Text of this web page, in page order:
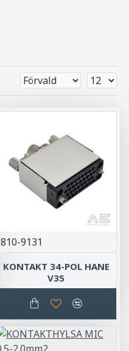
810-9131
KONTAKT 34-POL HANE
V35